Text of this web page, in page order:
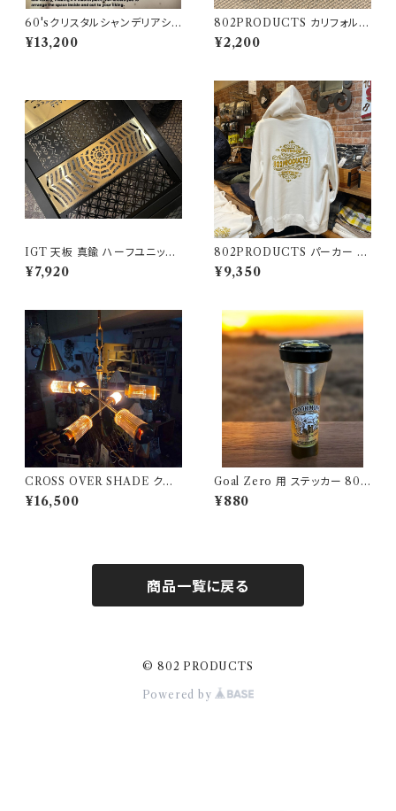
60'sクリスタルシャンデリアシェ
ード ブラックゴールド【 802PR
ODUCTS 】ゴールゼロ ミヤビ
¥13,200
802PRODUCTS カリフォルニ
アベア ラバーワッペン
¥2,200
IGT 天板 真鍮 ハーフユニット
【 スパイダー 】アイアングリルテ
ーブル Snow Peak スノーピー
¥7,920
802PRODUCTS パーカー ホ
ワイト WH
¥9,350
CROSS OVER SHADE クロ
スオーバーシェード 802PROD
UCTS 真鍮 BRASS
¥16,500
Goal Zero 用 ステッカー 802
kobo's アウトドアモンスター O
DM
¥880
商品一覧に戻る
© 802 PRODUCTS
Powered by